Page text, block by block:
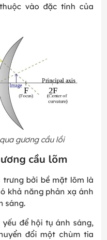
vào đặc tính của
gương cầu lồi
cầu lõm
bởi bề mặt lõm là
khả năng phản xạ ánh
sáng.
để hội tụ ánh sáng,
đổi một chùm tia